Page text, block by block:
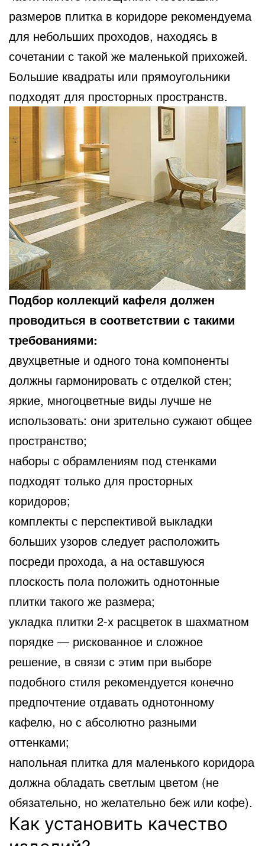
размеров плитка в коридоре рекомендуема
для небольших проходов, находясь в
сочетании с такой же маленькой прихожей.
Большие квадраты или прямоугольники
подходят для просторных пространств.
Подбор коллекций кафеля должен
проводиться в соответствии с такими
требованиями:
двухцветные и одного тона компоненты
должны гармонировать с отделкой стен;
яркие, многоцветные виды лучше не
использовать: они зрительно сужают общее
пространство;
наборы с обрамлениям под стенками
подходят только для просторных
коридоров;
комплекты с перспективой выкладки
больших узоров следует расположить
посреди прохода, а на оставшуюся
плоскость пола положить однотонные
плитки такого же размера;
укладка плитки 2-х расцветок в шахматном
порядке — рискованное и сложное
решение, в связи с этим при выборе
подобного стиля рекомендуется конечно
предпочтение отдавать однотонному
кафелю, но с абсолютно разными
оттенками;
напольная плитка для маленького коридора
должна обладать светлым цветом (не
обязательно, но желательно беж или кофе).
Как установить качество